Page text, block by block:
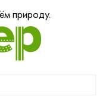
природу.